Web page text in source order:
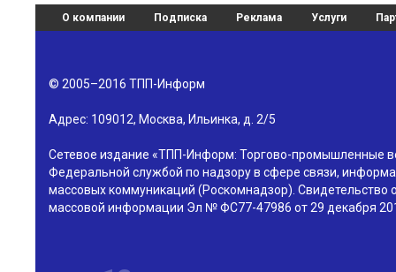
О компании Подписка Реклама Услуги
© 2005–2016 ТПП-Информ
Адрес: 109012, Москва, Ильинка, д. 2/5
Сетевое издание «ТПП-Информ: Торгово-промышленные
Федеральной службой по надзору в сфере связи,
массовых коммуникаций (Роскомнадзор). Свидетельство
массовой информации Эл № ФС77-47986 от 29 декабря